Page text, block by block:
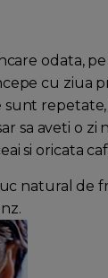
odata,
cu ziua
sunt
sa aveti o zi
si oricata
natural de